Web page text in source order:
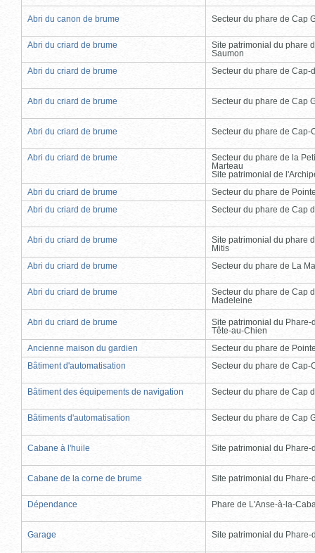
Abri du canon de brume Secteur du phare de Cap
Abri du criard de brume
Site patrimonial du phare
Saumon
Abri du criard de brume
Secteur du phare de Cap-
Abri du criard de brume Secteur du phare de Cap
Abri du criard de brume Secteur du phare de Cap-
Abri du criard de brume
Secteur du phare de la
Marteau
Site patrimonial de
Abri du criard de brume
Secteur du phare de
Abri du criard de brume
Secteur du phare de Cap
Abri du criard de brume
Site patrimonial du phare
Mitis
Abri du criard de brume
Secteur du phare de La
Abri du criard de brume
Secteur du phare de Cap
Madeleine
Abri du criard de brume
Site patrimonial du Phare-
Tête-au-Chien
Ancienne maison du gardien
Secteur du phare de
Bâtiment d'automatisation
Secteur du phare de Cap-
Bâtiment des équipements de navigation Secteur du phare de Cap
Bâtiments d'automatisation Secteur du phare de Cap
Cabane à l'huile Site patrimonial du Phare-
Cabane de la corne de brume Site patrimonial du Phare-
Dépendance Phare de L'Anse-à-la-
Garage Site patrimonial du Phare-